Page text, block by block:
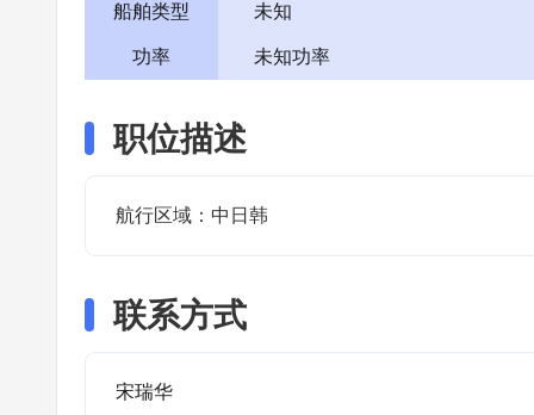
船舶类型 未知
功率 未知功率
职位描述
航行区域：中日韩
联系方式
宋瑞华